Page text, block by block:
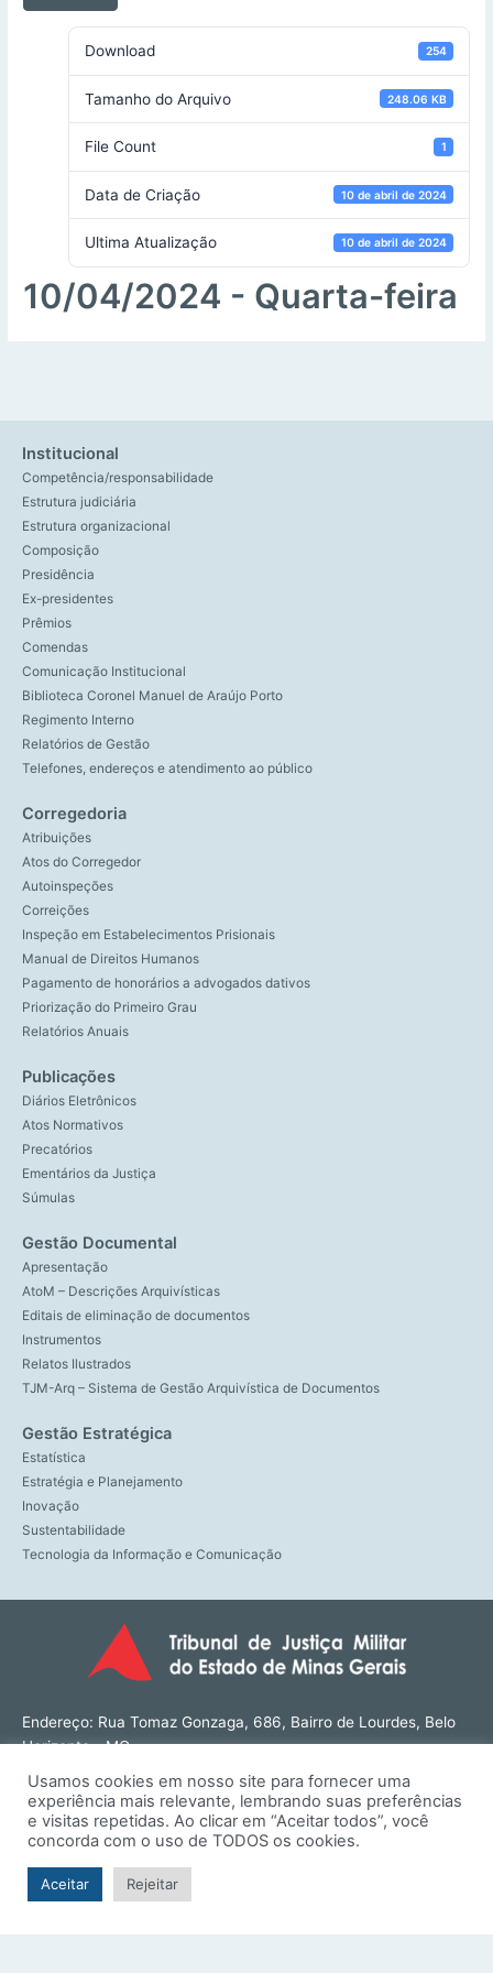
Download 254
Tamanho do Arquivo 248.06 KB
File Count 1
Data de Criação 10 de abril de 2024
Ultima Atualização 10 de abril de 2024
10/04/2024 - Quarta-feira
Institucional
Competência/responsabilidade
Estrutura judiciária
Estrutura organizacional
Composição
Presidência
Ex-presidentes
Prêmios
Comendas
Comunicação Institucional
Biblioteca Coronel Manuel de Araújo Porto
Regimento Interno
Relatórios de Gestão
Telefones, endereços e atendimento ao público
Corregedoria
Atribuições
Atos do Corregedor
Autoinspeções
Correições
Inspeção em Estabelecimentos Prisionais
Manual de Direitos Humanos
Pagamento de honorários a advogados dativos
Priorização do Primeiro Grau
Relatórios Anuais
Publicações
Diários Eletrônicos
Atos Normativos
Precatórios
Ementários da Justiça
Súmulas
Gestão Documental
Apresentação
AtoM – Descrições Arquivísticas
Editais de eliminação de documentos
Instrumentos
Relatos Ilustrados
TJM-Arq – Sistema de Gestão Arquivística de Documentos
Gestão Estratégica
Estatística
Estratégia e Planejamento
Inovação
Sustentabilidade
Tecnologia da Informação e Comunicação
Endereço: Rua Tomaz Gonzaga, 686, Bairro de Lourdes, Belo
Horizonte - MG
Tel: (31) 3274-1566
Contato: ouvidoria@tjmmg.jus.br
Funcionamento: Segunda a Sexta, das 8h às 18h
Usamos cookies em nosso site para fornecer uma
experiência mais relevante, lembrando suas preferências
e visitas repetidas. Ao clicar em “Aceitar todos”, você
concorda com o uso de TODOS os cookies.
Aceitar Rejeitar